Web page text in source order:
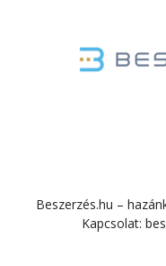
Beszerzés.hu –
Kapcsolat: